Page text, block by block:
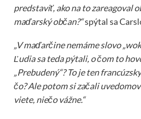
predstaviť, ako na to zareagoval
maďarský občan?“spýtal sa
„V maďarčine nemáme slovo
Ľudia sa teda pýtali, o čom to
„Prebudený“? To je ten
čo? Ale potom si začali
viete, niečo vážne.“